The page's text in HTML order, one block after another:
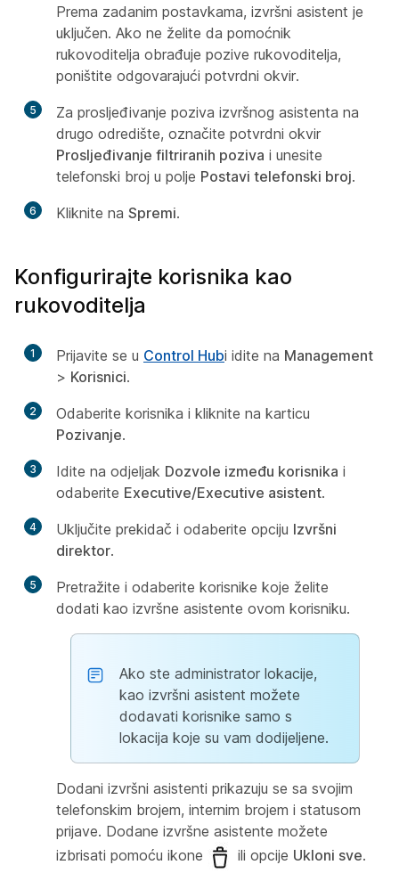
Prema zadanim postavkama, izvršni asistent je
uključen. Ako ne želite da pomoćnik
rukovoditelja obrađuje pozive rukovoditelja,
poništite odgovarajući potvrdni okvir.
5
Za prosljeđivanje poziva izvršnog asistenta na
drugo odredište, označite potvrdni okvir
Prosljeđivanje filtriranih poziva i unesite
telefonski broj u polje Postavi telefonski broj.
6 Kliknite na Spremi.
Konfigurirajte korisnika kao
rukovoditelja
1 Prijavite se u Control Hubi idite na Management
> Korisnici.
2
Odaberite korisnika i kliknite na karticu
Pozivanje.
3 Idite na odjeljak Dozvole između korisnika i
odaberite Executive/Executive asistent.
4 Uključite prekidač i odaberite opciju Izvršni
direktor.
5
Pretražite i odaberite korisnike koje želite
dodati kao izvršne asistente ovom korisniku.
Ako ste administrator lokacije,
kao izvršni asistent možete
dodavati korisnike samo s
lokacija koje su vam dodijeljene.
Dodani izvršni asistenti prikazuju se sa svojim
telefonskim brojem, internim brojem i statusom
prijave. Dodane izvršne asistente možete
izbrisati pomoću ikone
ili opcije Ukloni sve.